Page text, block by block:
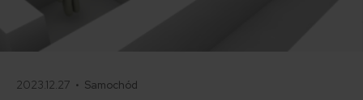
2023.12.27 • Samochód